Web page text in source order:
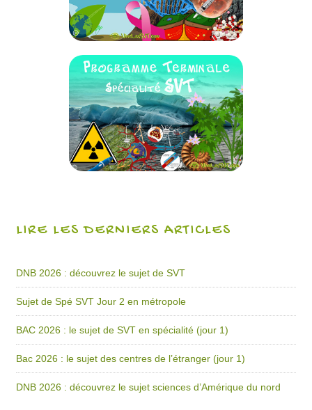
LIRE LES DERNIERS ARTICLES
DNB 2026 : découvrez le sujet de SVT
Sujet de Spé SVT Jour 2 en métropole
BAC 2026 : le sujet de SVT en spécialité (jour 1)
Bac 2026 : le sujet des centres de l’étranger (jour 1)
DNB 2026 : découvrez le sujet sciences d’Amérique du nord